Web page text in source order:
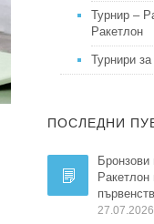
Турнир –
Ракетлон
Турнири
ПОСЛЕДНИ
27.07.2026